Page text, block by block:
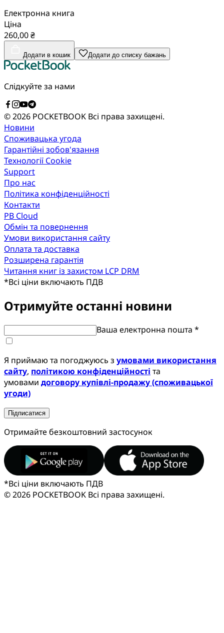
Електронна книга
Ціна
260,00 ₴
Додати в кошик Додати до списку бажань
Слідкуйте за нами
© 2026 POCKETBOOK Всі права захищені.
Новини
Споживацька угода
Гарантійні зобов'язання
Технології Cookie
Support
Про нас
Політика конфіденційності
Контакти
PB Cloud
Обмін та повернення
Умови використання сайту
Оплата та доставка
Розширена гарантія
Читання книг із захистом LCP DRM
*Всі ціни включають ПДВ
Отримуйте останні новини
Ваша електронна пошта *
Я приймаю та погоджуюсь з умовами використання
сайту, політикою конфіденційності та
умовами договору купівлі-продажу (споживацької
угоди)
Підписатися
Отримайте безкоштовний застосунок
*Всі ціни включають ПДВ
© 2026 POCKETBOOK Всі права захищені.